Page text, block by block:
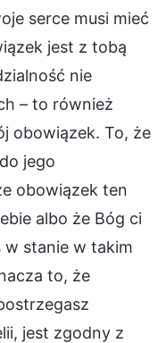
serce musi mieć
jest z tobą
nie
– to również
obowiązek. To, że
jego
obowiązek ten
albo że Bóg ci
w stanie w takim
to, że
jest zgodny z